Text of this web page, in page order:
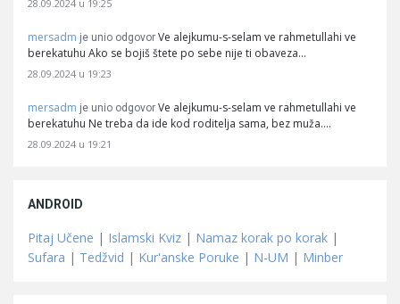
28.09.2024 u 19:25
mersadm je unio odgovor Ve alejkumu-s-selam ve rahmetullahi ve
berekatuhu Ako se bojiš štete po sebe nije ti obaveza…
28.09.2024 u 19:23
mersadm je unio odgovor Ve alejkumu-s-selam ve rahmetullahi ve
berekatuhu Ne treba da ide kod roditelja sama, bez muža.…
28.09.2024 u 19:21
ANDROID
Pitaj Učene | Islamski Kviz | Namaz korak po korak |
Sufara | Tedžvid | Kur'anske Poruke | N-UM | Minber